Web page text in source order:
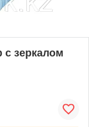
зеркалом